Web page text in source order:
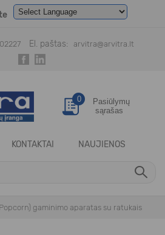
El. paštas: arvitra@arvitra.lt
KONTAKTAI NAUJIENOS
0
Pasiūlymų
sąrašas
gaminimo aparatas su ratukais